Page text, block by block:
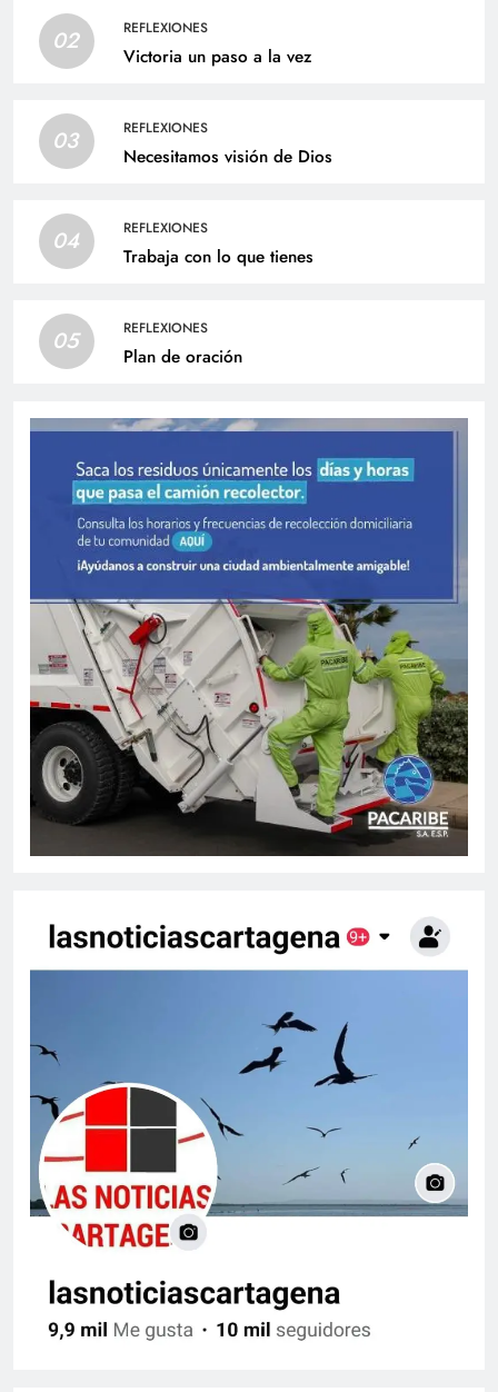
02 REFLEXIONES
Victoria un paso a la vez
03 REFLEXIONES
Necesitamos visión de Dios
04 REFLEXIONES
Trabaja con lo que tienes
05 REFLEXIONES
Plan de oración